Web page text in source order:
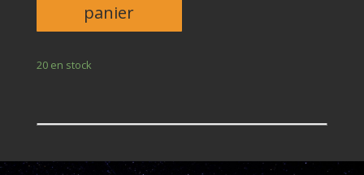
panier
20 en stock